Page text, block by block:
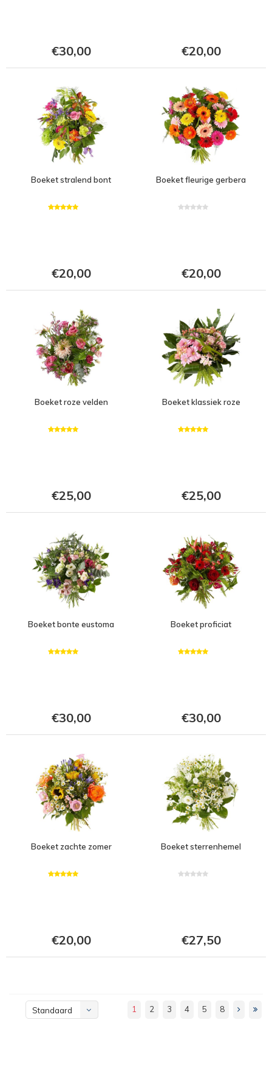
€30,00 €20,00
Boeket stralend bont
€20,00
Boeket fleurige gerbera
€20,00
Boeket roze velden
€25,00
Boeket klassiek roze
€25,00
Boeket bonte eustoma
€30,00
Boeket proficiat
€30,00
Boeket zachte zomer
€20,00
Boeket sterrenhemel
€27,50
Standaard 1 2 3 4 5 8